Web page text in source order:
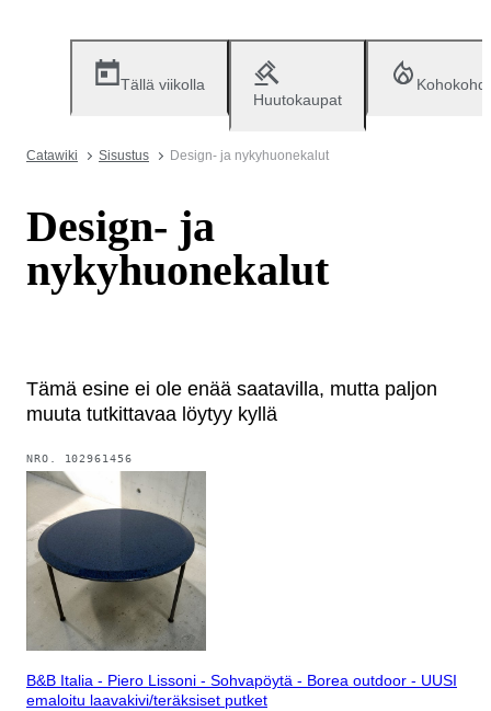
Tällä viikolla
Huutokaupat
Catawiki Sisustus Design- ja nykyhuonekalut
Design- ja
nykyhuonekalut
Tämä esine ei ole enää saatavilla, mutta paljon
muuta tutkittavaa löytyy kyllä
NRO. 102961456
B&B Italia - Piero Lissoni - Sohvapöytä - Borea outdoor - UUSI
emaloitu laavakivi/teräksiset putket